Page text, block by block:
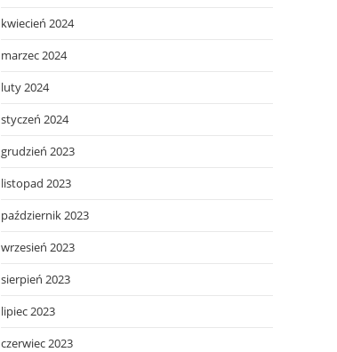
kwiecień 2024
marzec 2024
luty 2024
styczeń 2024
grudzień 2023
listopad 2023
październik 2023
wrzesień 2023
sierpień 2023
lipiec 2023
czerwiec 2023